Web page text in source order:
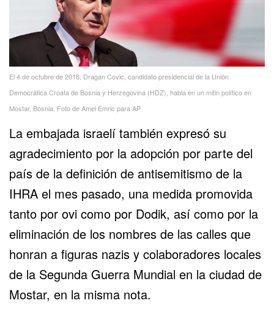
El 4 de octubre de 2018, Dragan Covic, candidato presidencial de la Unión
Democrática Croata de Bosnia y Herzegovina (HDZ), habla en un mitin político en
Mostar, Bosnia. Foto de Amel Emric para AP
La embajada israelí también expresó su
agradecimiento por la adopción por parte del
país de la definición de antisemitismo de la
IHRA el mes pasado, una medida promovida
tanto por ovi como por Dodik, así como por la
eliminación de los nombres de las calles que
honran a figuras nazis y colaboradores locales
de la Segunda Guerra Mundial en la ciudad de
Mostar, en la misma nota.